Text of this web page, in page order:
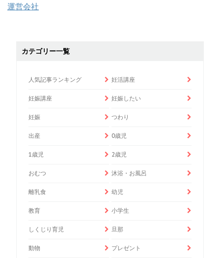
運営会社
カテゴリー一覧
人気記事ランキング 妊活講座
妊娠講座 妊娠したい
妊娠 つわり
出産 0歳児
1歳児 2歳児
おむつ 沐浴・お風呂
離乳食 幼児
教育 小学生
しくじり育児 旦那
動物 プレゼント